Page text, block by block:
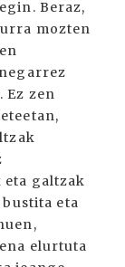
Beraz,
mozten
Ez zen
eta galtzak
eta
elurtuta